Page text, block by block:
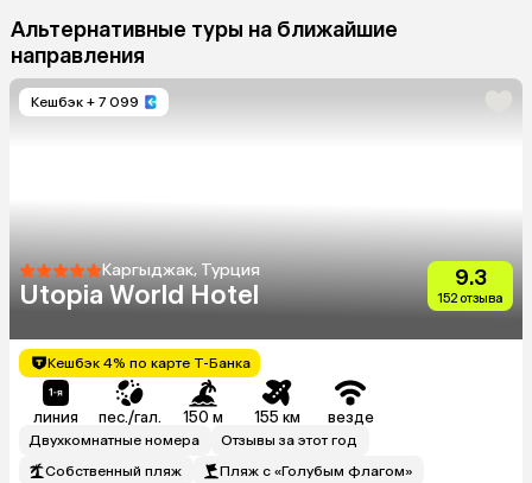
Альтернативные туры на ближайшие
направления
Кешбэк + 7 099
Каргыджак, Турция
Utopia World Hotel
9.3
152 отзыва
Кешбэк 4% по карте Т-Банка
линия пес./гал. 150 м 155 км везде
Двухкомнатные номера
Отзывы за этот год
Собственный пляж
Пляж с «Голубым флагом»